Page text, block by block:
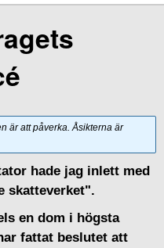
är att påverka. Åsikterna är
hade jag inlett med
skatteverket".
en dom i högsta
fattat beslutet att